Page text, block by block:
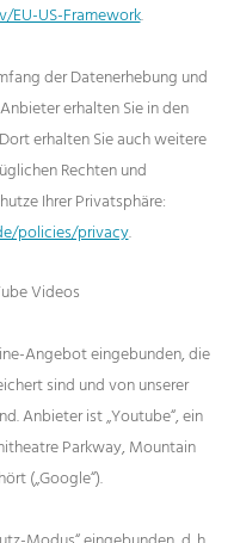
US-Framework.
der Datenerhebung und
erhalten Sie in den
erhalten Sie auch weitere
Rechten und
Ihrer Privatsphäre:
policies/privacy.
Videos
Angebot eingebunden, die
sind und von unserer
Anbieter ist „Youtube“, ein
Parkway, Mountain
(„Google“).